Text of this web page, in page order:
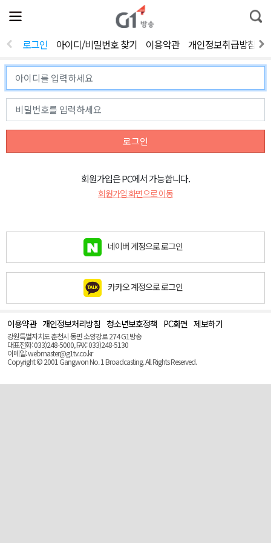
전
체
뉴
열
통
합
색
로그인 아이디/비밀번호 찾기 이용약관 개인정보취급방침
로그인
회원가입은 PC에서 가능합니다.
회원가입 화면으로 이동
네이버 계정으로 로그인
카카오 계정으로 로그인
이용약관 개인정보처리방침 청소년보호정책 PC화면 제보하기
강원특별자치도 춘천시 동면 소양강로 274 G1방송
대표전화: 033)248-5000, FAX: 033)248-5130
이메일: webmaster@g1tv.co.kr
Copyright © 2001 Gangwon No. 1 Broadcasting. All Rights Reserved.